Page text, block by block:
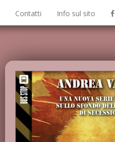
Contatti Info sul sito